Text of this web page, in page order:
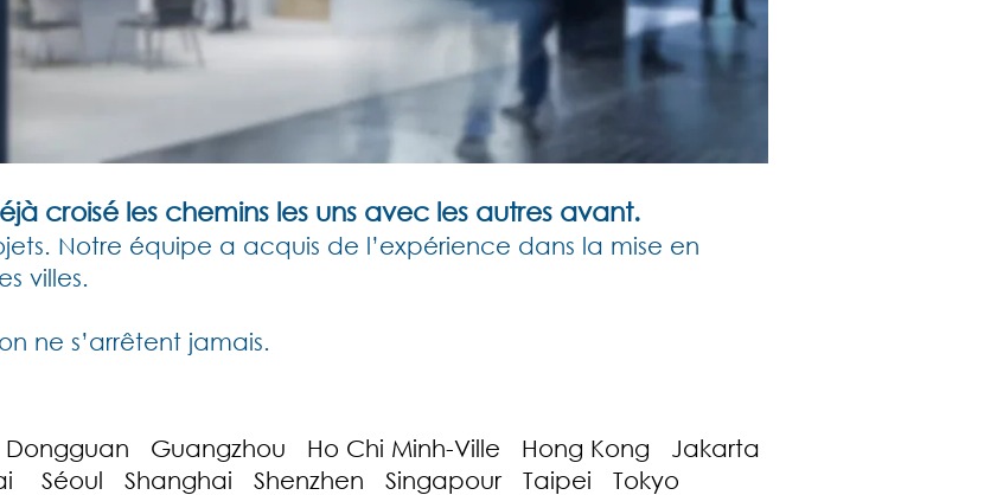
croisé les chemins les uns avec les autres avant.
Notre équipe a acquis de l’expérience dans la mise en
villes.
ne s’arrêtent jamais.
Guangzhou Ho Chi Minh-Ville Hong Kong Jakarta
Séoul Shanghai Shenzhen Singapour Taipei Tokyo